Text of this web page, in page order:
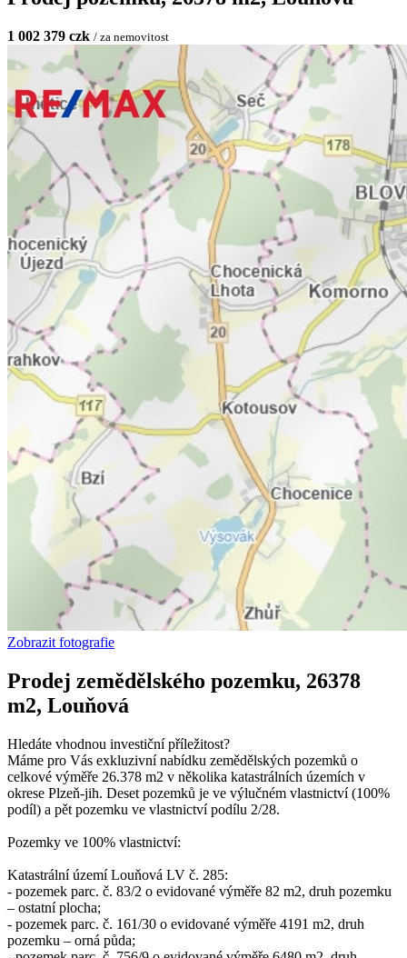
1 002 379 czk / za nemovitost
Zobrazit fotografie
Prodej zemědělského pozemku, 26378
m2, Louňová
Hledáte vhodnou investiční příležitost?
Máme pro Vás exkluzivní nabídku zemědělských pozemků o
celkové výměře 26.378 m2 v několika katastrálních územích v
okrese Plzeň-jih. Deset pozemků je ve výlučném vlastnictví (100%
podíl) a pět pozemku ve vlastnictví podílu 2/28.
Pozemky ve 100% vlastnictví:
Katastrální území Louňová LV č. 285:
- pozemek parc. č. 83/2 o evidované výměře 82 m2, druh pozemku
– ostatní plocha;
- pozemek parc. č. 161/30 o evidované výměře 4191 m2, druh
pozemku – orná půda;